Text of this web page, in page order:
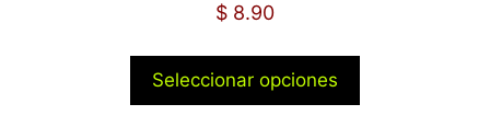
$ 8.90
Seleccionar opciones